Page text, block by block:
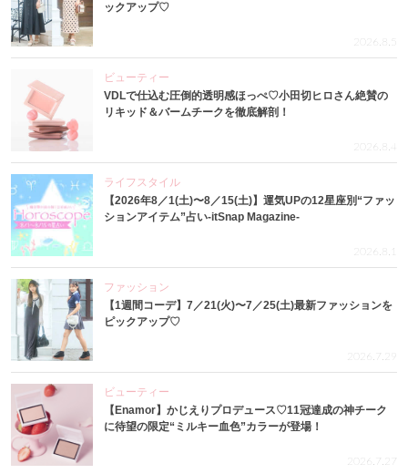
ックアップ♡
2026.8.5
ビューティー
VDLで仕込む圧倒的透明感ほっぺ♡小田切ヒロさん絶賛の
リキッド＆バームチークを徹底解剖！
2026.8.4
ライフスタイル
【2026年8／1(土)〜8／15(土)】運気UPの12星座別“ファッ
ションアイテム”占い-itSnap Magazine-
2026.8.1
ファッション
【1週間コーデ】7／21(火)〜7／25(土)最新ファッションを
ピックアップ♡
2026.7.29
ビューティー
【Enamor】かじえりプロデュース♡11冠達成の神チーク
に待望の限定“ミルキー血色”カラーが登場！
2026.7.27